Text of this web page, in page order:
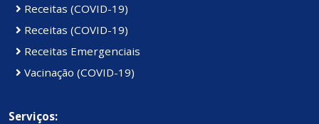
Receitas (COVID-19)
Receitas (COVID-19)
Receitas Emergenciais
Vacinação (COVID-19)
Serviços: